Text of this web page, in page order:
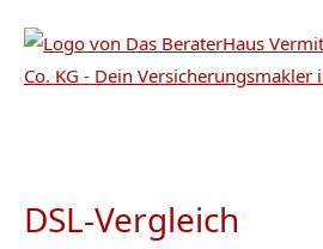
DSL-Vergleich